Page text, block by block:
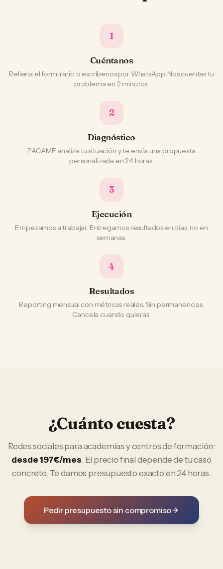
1
Cuéntanos
Rellena el formulario o escríbenos por WhatsApp. Nos cuentas tu
problema en 2 minutos.
2
Diagnóstico
PACAME analiza tu situación y te envía una propuesta
personalizada en 24 horas.
3
Ejecución
Empezamos a trabajar. Entregamos resultados en días, no en
semanas.
4
Resultados
Reporting mensual con métricas reales. Sin permanencias.
Cancela cuando quieras.
¿Cuánto cuesta?
Redes sociales paraacademias y centros de formación:
desde 197€/mes. El precio final depende de tu caso
concreto. Te damos presupuesto exacto en 24 horas.
Pedir presupuesto sin compromiso